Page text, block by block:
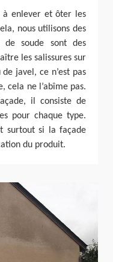
à enlever et ôter les
nous utilisons des
de soude sont des
les salissures sur
javel, ce n’est pas
cela ne l’abîme pas.
il consiste de
pour chaque type.
surtout si la façade
du produit.